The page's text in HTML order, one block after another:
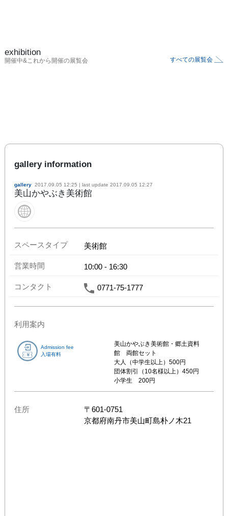
exhibition
開催中&これから開催の展覧会 すべての展覧会
gallery information
gallery 2017.09.05 12:25 | last update 2017.09.05 12:27
美山かやぶき美術館
スペースタイプ 美術館
営業時間 10:00- 16:30
コンタクト 0771-75-1777
利用案内
Admission fee
入場有料
美山かやぶき美術館・郷土資料
館　両館セット
大人（中学生以上）500円
団体割引（10名様以上）450円
小学生　200円
住所 〒 601-0751
京都府南丹市美山町島朴ノ木21